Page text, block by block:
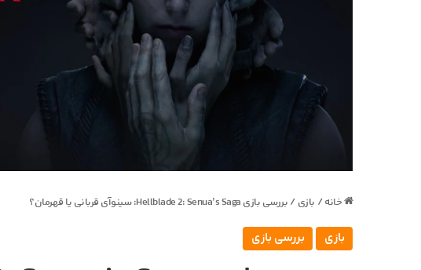
خانه / بازی / بررسی بازی Hellblade 2: Senua’s Saga: سینوآی قربانی یا قهرمان؟
بازی بررسی بازی